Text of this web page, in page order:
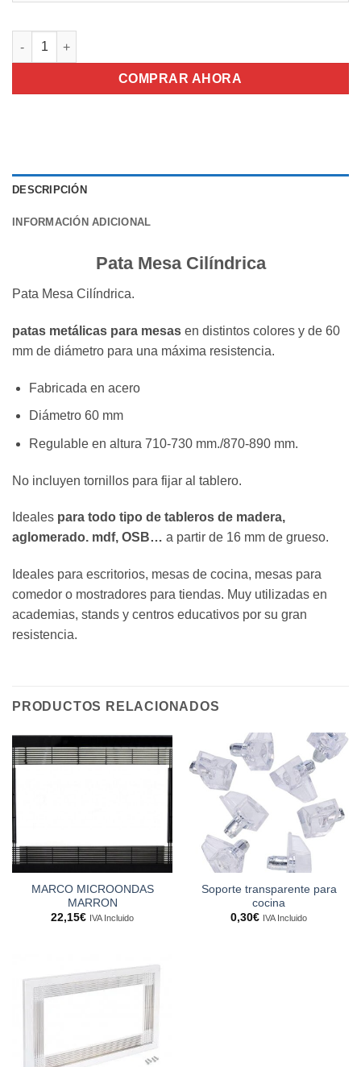
Pata Mesa Cilíndrica cantidad
COMPRAR AHORA
DESCRIPCIÓN
INFORMACIÓN ADICIONAL
Pata Mesa Cilíndrica
Pata Mesa Cilíndrica.
patas metálicas para mesas en distintos colores y de 60
mm de diámetro para una máxima resistencia.
Fabricada en acero
Diámetro 60 mm
Regulable en altura 710-730 mm./870-890 mm.
No incluyen tornillos para fijar al tablero.
Ideales para todo tipo de tableros de madera,
aglomerado. mdf, OSB… a partir de 16 mm de grueso.
Ideales para escritorios, mesas de cocina, mesas para
comedor o mostradores para tiendas. Muy utilizadas en
academias, stands y centros educativos por su gran
resistencia.
PRODUCTOS RELACIONADOS
MARCO MICROONDAS
MARRON
22,15€ IVA Incluido
Soporte transparente para
cocina
0,30€ IVA Incluido